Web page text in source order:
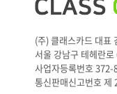
(주) 클래스카드 대표
서울 강남구 테헤란
사업자등록번호
통신판매신고번호